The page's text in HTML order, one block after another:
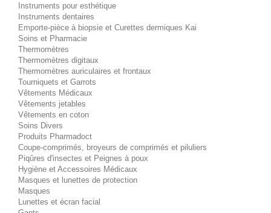
Instruments pour esthétique
Instruments dentaires
Emporte-pièce à biopsie et Curettes dermiques Kai
Soins et Pharmacie
Thermomètres
Thermomètres digitaux
Thermomètres auriculaires et frontaux
Tourniquets et Garrots
Vêtements Médicaux
Vêtements jetables
Vêtements en coton
Soins Divers
Produits Pharmadoct
Coupe-comprimés, broyeurs de comprimés et piluliers
Piqûres d'insectes et Peignes à poux
Hygiène et Accessoires Médicaux
Masques et lunettes de protection
Masques
Lunettes et écran facial